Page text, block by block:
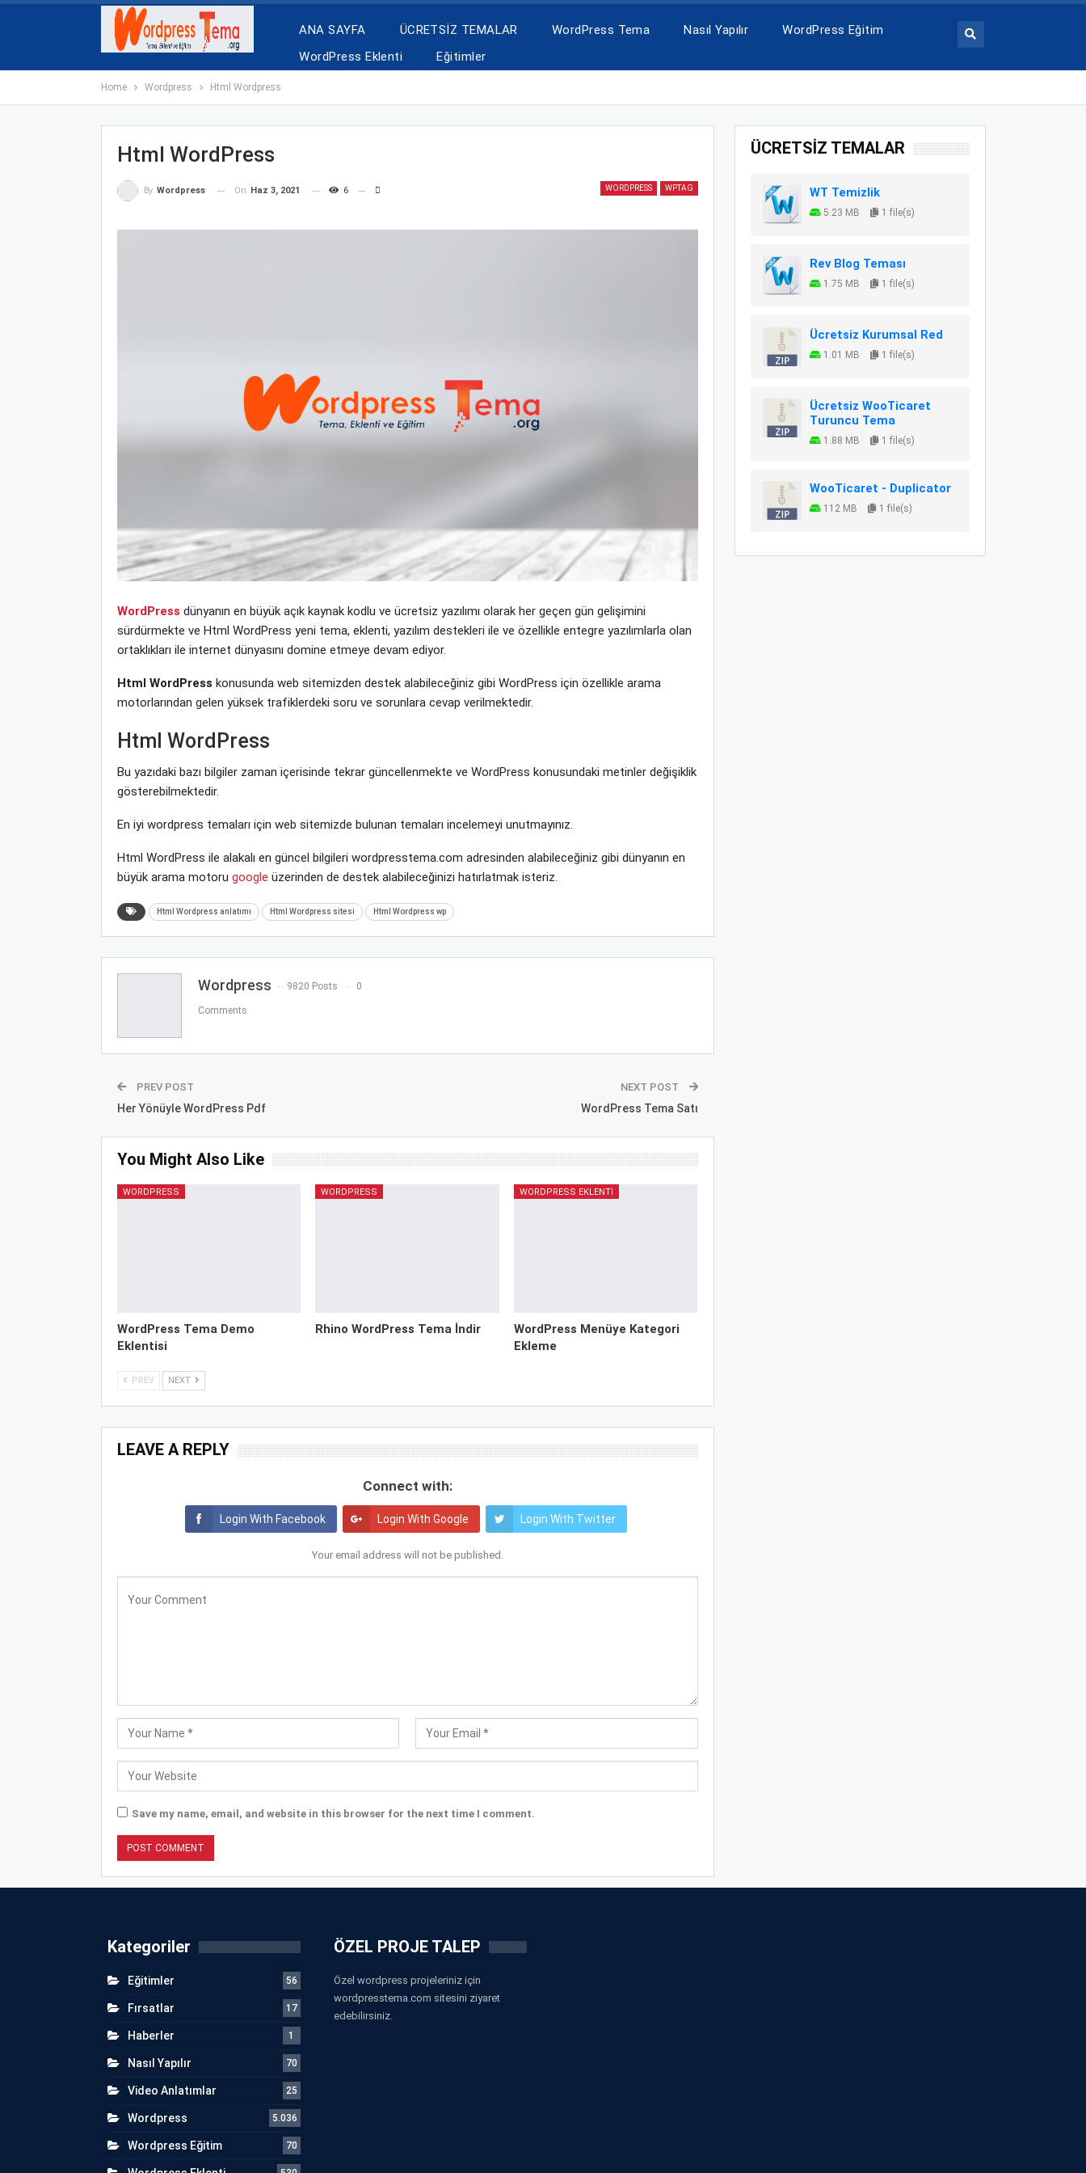
ANA SAYFA ÜCRETSİZ TEMALAR WordPress Tema Nasıl Yapılır
WordPress Eğitim
WordPress Eklenti
Eğitimler
Home Wordpress Html Wordpress
Html WordPress
WORDPRESS WPTAG
By Wordpress On Haz 3, 2021 6
WordPress dünyanın en büyük açık kaynak kodlu ve ücretsiz yazılımı olarak her geçen gün gelişimini
sürdürmekte ve Html WordPress yeni tema, eklenti, yazılım destekleri ile ve özellikle entegre yazılımlarla olan
ortaklıkları ile internet dünyasını domine etmeye devam ediyor.
Html WordPress konusunda web sitemizden destek alabileceğiniz gibi WordPress için özellikle arama
motorlarından gelen yüksek trafiklerdeki soru ve sorunlara cevap verilmektedir.
Html WordPress
Bu yazıdaki bazı bilgiler zaman içerisinde tekrar güncellenmekte ve WordPress konusundaki metinler değişiklik
gösterebilmektedir.
En iyi wordpress temaları için web sitemizde bulunan temaları incelemeyi unutmayınız.
Html WordPress ile alakalı en güncel bilgileri wordpresstema.com adresinden alabileceğiniz gibi dünyanın en
büyük arama motoru google üzerinden de destek alabileceğinizi hatırlatmak isteriz.
Html Wordpress anlatımı Html Wordpress sitesi Html Wordpress wp
Wordpress 9820 Posts 0
Comments
PREV POST
Her Yönüyle WordPress Pdf
NEXT POST
WordPress Tema Satı
You Might Also Like
WORDPRESS
WordPress Tema Demo
Eklentisi
WORDPRESS
Rhino WordPress Tema İndir
WORDPRESS EKLENTI
WordPress Menüye Kategori
Ekleme
PREV NEXT
LEAVE A REPLY
Connect with:
Login With Facebook Login With Google Login With Twitter
Your email address will not be published.
Save my name, email, and website in this browser for the next time I comment.
ÜCRETSİZ TEMALAR
WT Temizlik
5.23 MB 1 file(s)
Rev Blog Teması
1.75 MB 1 file(s)
Ücretsiz Kurumsal Red
1.01 MB 1 file(s)
Ücretsiz WooTicaret
Turuncu Tema
1.88 MB 1 file(s)
WooTicaret - Duplicator
112 MB 1 file(s)
Kategoriler
Eğitimler 56
Fırsatlar 17
Haberler 1
Nasıl Yapılır 70
Video Anlatımlar 25
Wordpress 5.036
Wordpress Eğitim 70
ÖZEL PROJE TALEP
Özel wordpress projeleriniz için
wordpresstema.com sitesini ziyaret
edebilirsiniz.